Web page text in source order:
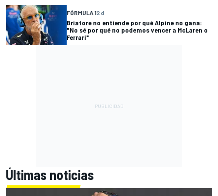
FÓRMULA 12 d
Briatore no entiende por qué Alpine no gana:
"No sé por qué no podemos vencer a McLaren o
Ferrari"
Últimas noticias